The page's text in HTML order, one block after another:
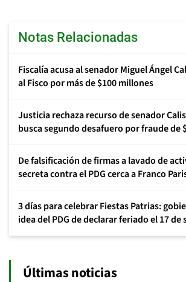
Notas Relacionadas
Fiscalía acusa al senador Miguel Ángel
al Fisco por más de $100 millones
Justicia rechaza recurso de senador
busca segundo desafuero por fraude de
De falsificación de firmas a lavado de
secreta contra el PDG cerca a Franco
3 días para celebrar Fiestas Patrias:
idea del PDG de declarar feriado el 17
Últimas noticias